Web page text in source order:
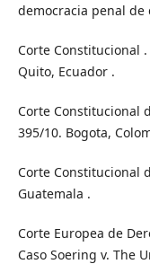
democracia penal de
Corte Constitucional .
Quito, Ecuador .
Corte Constitucional
395/10. Bogota,
Corte Constitucional
Guatemala .
Corte Europea de
Caso Soering v. The